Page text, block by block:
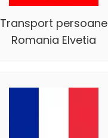
Transport persoane
Romania Elvetia